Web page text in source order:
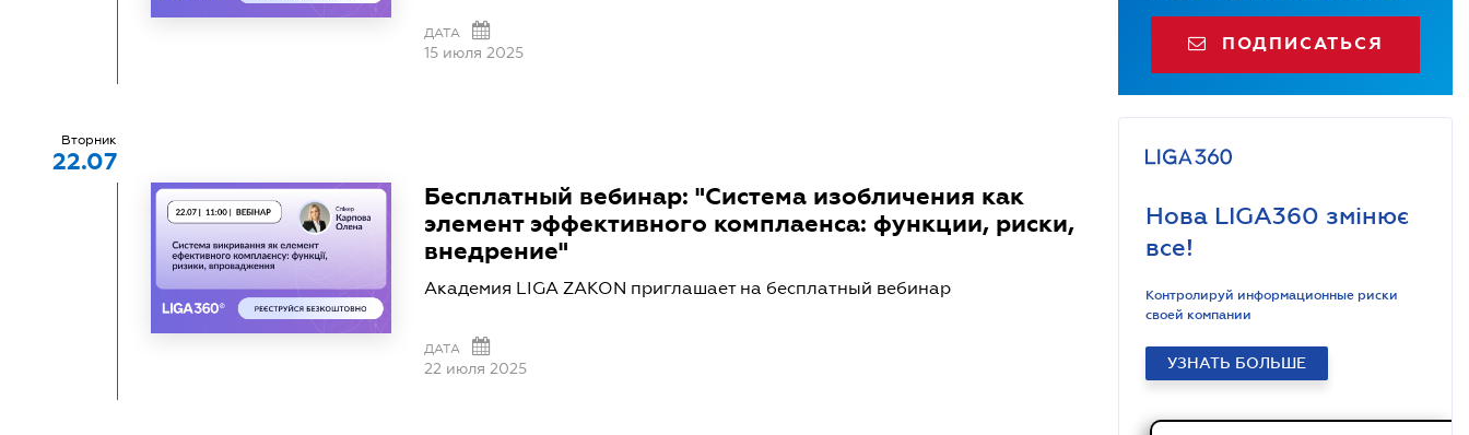
ДАТА
15 июля 2025
Вторник
22.07
Бесплатный вебинар: "Система изобличения как
элемент эффективного комплаенса: функции, риски,
внедрение"
Академия LIGA ZAKON приглашает на бесплатный вебинар
ДАТА
22 июля 2025
ПОДПИСАТЬСЯ
Нова LIGA360 змінює
все!
Контролируй информационные риски
своей компании
УЗНАТЬ БОЛЬШЕ